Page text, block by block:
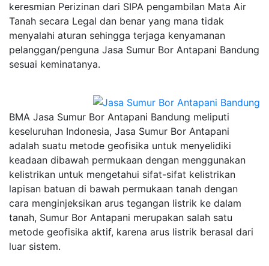
keresmian Perizinan dari SIPA pengambilan Mata Air
Tanah secara Legal dan benar yang mana tidak
menyalahi aturan sehingga terjaga kenyamanan
pelanggan/penguna Jasa Sumur Bor Antapani Bandung
sesuai keminatanya.
BMA Jasa Sumur Bor Antapani Bandung meliputi
keseluruhan Indonesia, Jasa Sumur Bor Antapani
adalah suatu metode geofisika untuk menyelidiki
keadaan dibawah permukaan dengan menggunakan
kelistrikan untuk mengetahui sifat-sifat kelistrikan
lapisan batuan di bawah permukaan tanah dengan
cara menginjeksikan arus tegangan listrik ke dalam
tanah, Sumur Bor Antapani merupakan salah satu
metode geofisika aktif, karena arus listrik berasal dari
luar sistem.